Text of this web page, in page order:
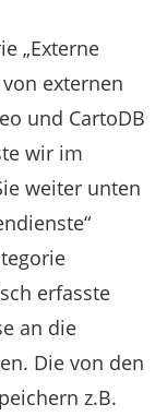
„Externe
externen
und CartoDB
wir im
weiter unten
erfasste
an die
Die von den
z.B.